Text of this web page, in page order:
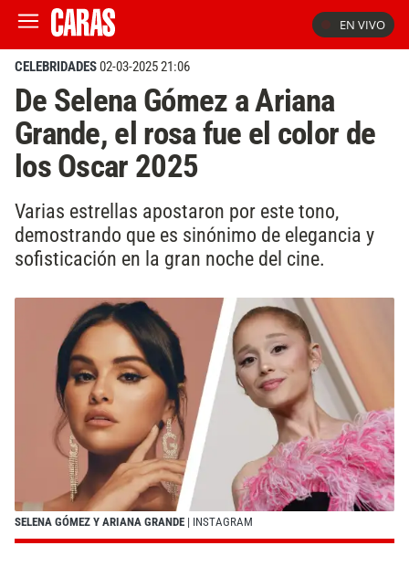
EN VIVO
CELEBRIDADES02-03-2025 21:06
De Selena Gómez a Ariana
Grande, el rosa fue el color de
los Oscar 2025
Varias estrellas apostaron por este tono,
demostrando que es sinónimo de elegancia y
sofisticación en la gran noche del cine.
SELENA GÓMEZ Y ARIANA GRANDE | INSTAGRAM